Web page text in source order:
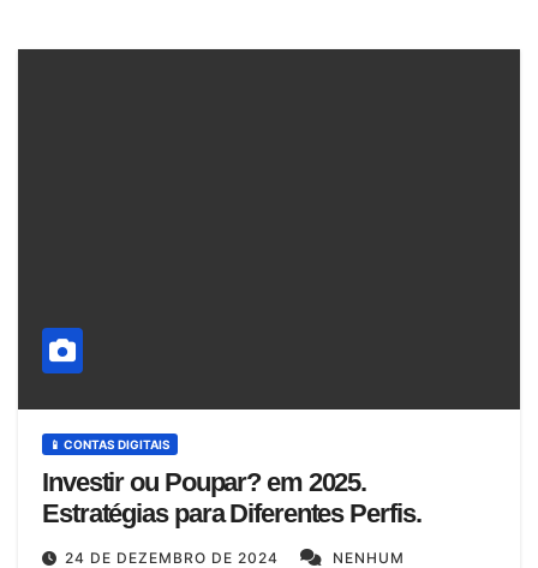
📱 CONTAS DIGITAIS
Investir ou Poupar? em 2025.
Estratégias para Diferentes Perfis.
24 DE DEZEMBRO DE 2024
NENHUM